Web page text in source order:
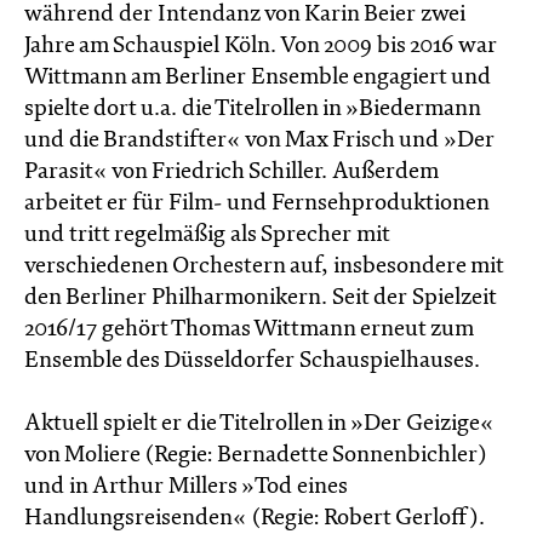
während der Intendanz von Karin Beier zwei
Jahre am Schauspiel Köln. Von 2009 bis 2016 war
Wittmann am Berliner Ensemble engagiert und
spielte dort u.a. die Titelrollen in »Biedermann
und die Brandstifter« von Max Frisch und »Der
Parasit« von Friedrich Schiller. Außerdem
arbeitet er für Film- und Fernsehproduktionen
und tritt regelmäßig als Sprecher mit
verschiedenen Orchestern auf, insbesondere mit
den Berliner Philharmonikern. Seit der Spielzeit
2016/17 gehört Thomas Wittmann erneut zum
Ensemble des Düsseldorfer Schauspielhauses.
Aktuell spielt er die Titelrollen in »Der Geizige«
von Moliere (Regie: Bernadette Sonnen­bichler)
und in Arthur Millers »Tod eines
Handlungsreisenden« (Regie: Robert Gerloff).